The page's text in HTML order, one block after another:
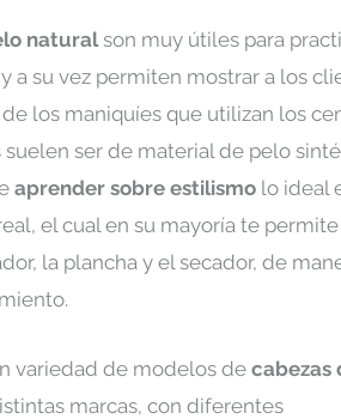
naturalson muy útiles para
a su vez permiten mostrar a los
los maniquíes que utilizan los
ser de material de pelo
aprender sobre estilismolo ideal
el cual en su mayoría te permite
la plancha y el secador, de
variedad de modelos de cabezas
marcas, con diferentes